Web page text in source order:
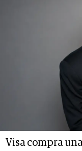
Visa compra